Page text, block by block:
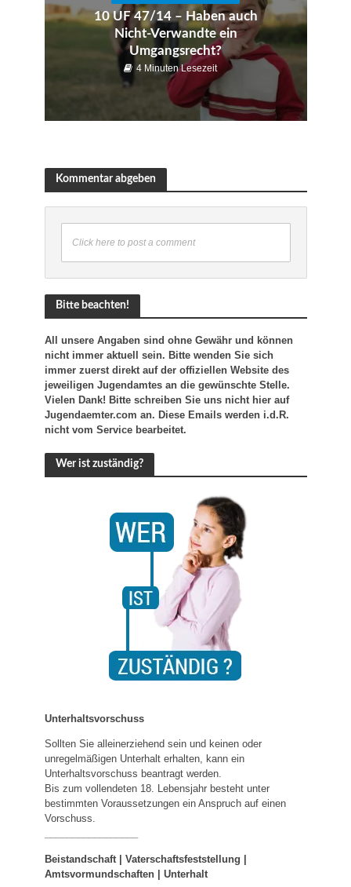
10 UF 47/14 – Haben auch
Nicht-Verwandte ein
Umgangsrecht?
4 Minuten Lesezeit
Kommentar abgeben
Click here to post a comment
Bitte beachten!
All unsere Angaben sind ohne Gewähr und können
nicht immer aktuell sein. Bitte wenden Sie sich
immer zuerst direkt auf der offiziellen Website des
jeweiligen Jugendamtes an die gewünschte Stelle.
Vielen Dank! Bitte schreiben Sie uns nicht hier auf
Jugendaemter.com an. Diese Emails werden i.d.R.
nicht vom Service bearbeitet.
Wer ist zuständig?
Unterhaltsvorschuss
Sollten Sie alleinerziehend sein und keinen oder
unregelmäßigen Unterhalt erhalten, kann ein
Unterhaltsvorschuss beantragt werden.
Bis zum vollendeten 18. Lebensjahr besteht unter
bestimmten Voraussetzungen ein Anspruch auf einen
Vorschuss.
Beistandschaft | Vaterschaftsfeststellung |
Amtsvormundschaften| Unterhalt